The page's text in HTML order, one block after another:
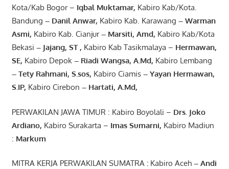
Kota/Kab Bogor – Iqbal Muktamar, Kabiro Kab/Kota.
Bandung – Danil Anwar, Kabiro Kab. Karawang –Warman
Asmi, Kabiro Kab. Cianjur– Marsiti, Amd, Kabiro Kab/Kota
Bekasi – Jajang, ST , Kabiro Kab Tasikmalaya – Hermawan,
SE, Kabiro Depok– Riadi Wangsa, A.Md, Kabiro Lembang
– Tety Rahmani, S.sos, Kabiro Ciamis– Yayan Hermawan,
S.IP, Kabiro Cirebon – Hartati, A.Md,
PERWAKILAN JAWA TIMUR : Kabiro Boyolali – Drs. Joko
Ardiano, Kabiro Surakarta – Imas Sumarni, Kabiro Madiun
: Markum
MITRA KERJA PERWAKILAN SUMATRA :Kabiro Aceh– Andi